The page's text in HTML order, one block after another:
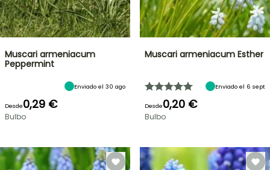
Muscari armeniacum
Peppermint
Enviado el 30 ago
Desde0,29 €
Bulbo
Muscari armeniacum Esther
Enviado el 6 sept
Desde0,20 €
Bulbo